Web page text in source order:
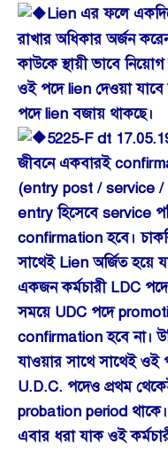
Lien এর ফলে
রাখার অধিকার অর্জন
কাউকে স্থায়ী ভাবে
ওই পদে lien দেওয়া যাবে
পদে lien বজায় থাকছে।
5225-F dt
জীবনে একবারই
(entry post / service /
entry হিসেবে service
confirmation হবে।
সাথেই Lien অর্জিত হয়ে
একজন কর্মচারী LDC
সময়ে UDC পদে
confirmation হবে না।
যাওয়ার সাথে সাথেই
U.D.C. পদেও প্রথম
probation period থাকে।
এবার ধরা যাক ওই